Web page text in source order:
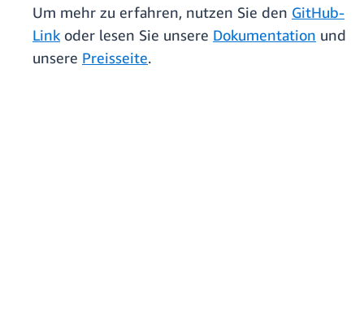
Um mehr zu erfahren, nutzen Sie den GitHub-
Link oder lesen Sie unsere Dokumentation und
unsere Preisseite.